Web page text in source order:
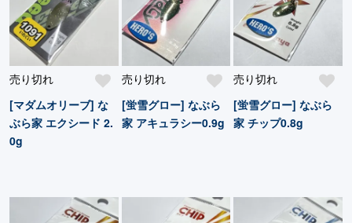
売り切れ
[マダムオリーブ] な
ぶら家 エクシード 2.
0g
売り切れ
[蛍雪グロー] なぶら
家 アキュラシー0.9g
売り切れ
[蛍雪グロー] なぶら
家 チップ0.8g